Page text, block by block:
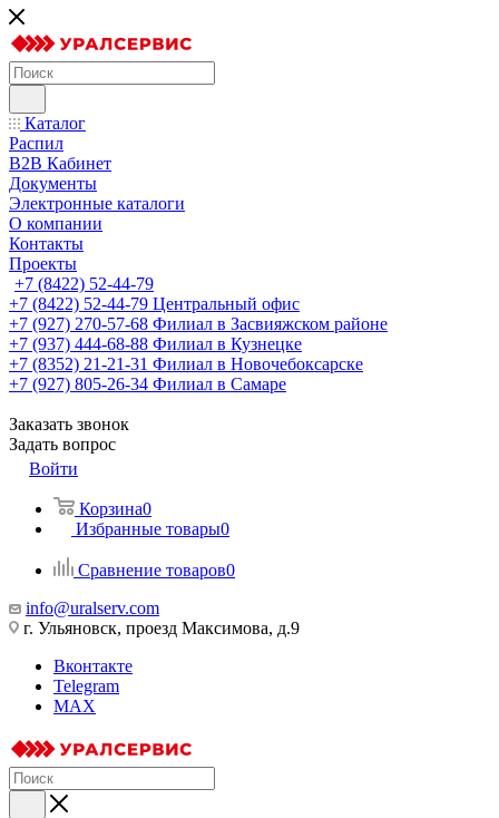
Каталог
Распил
B2B Кабинет
Документы
Электронные каталоги
О компании
Контакты
Проекты
+7 (8422) 52-44-79
+7 (8422) 52-44-79 Центральный офис
+7 (927) 270-57-68 Филиал в Засвияжском районе
+7 (937) 444-68-88 Филиал в Кузнецке
+7 (8352) 21-21-31 Филиал в Новочебоксарске
+7 (927) 805-26-34 Филиал в Самаре
Заказать звонок
Задать вопрос
Войти
Корзина0
Избранные товары0
Сравнение товаров0
info@uralserv.com
г. Ульяновск, проезд Максимова, д.9
Вконтакте
Telegram
MAX